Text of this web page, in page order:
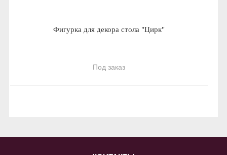
Фигурка для декора стола "Цирк"
Под заказ